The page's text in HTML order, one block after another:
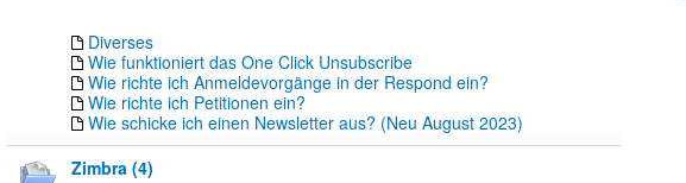
Diverses
Wie funktioniert das One Click Unsubscribe
Wie richte ich Anmeldevorgänge in der Respond ein?
Wie richte ich Petitionen ein?
Wie schicke ich einen Newsletter aus? (Neu August 2023)
Zimbra (4)